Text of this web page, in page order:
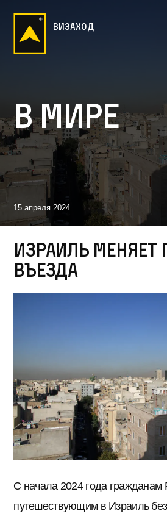
визаход
В мире
15 апреля 2024
Израиль меняет
въезда
С начала 2024 года гражданам
путешествующим в Израиль